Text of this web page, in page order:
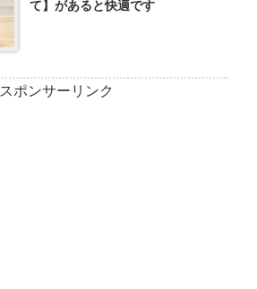
て】があると快適です
スポンサーリンク